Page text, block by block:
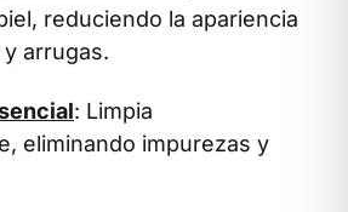
reduciendo la apariencia
arrugas.
: Limpia
eliminando impurezas y